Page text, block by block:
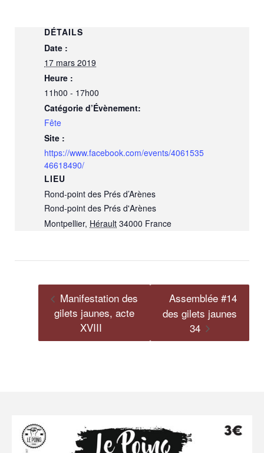
DÉTAILS
Date :
17 mars 2019
Heure :
11h00 - 17h00
Catégorie d’Évènement:
Fête
Site :
https://www.facebook.com/events/4061535
46618490/
LIEU
Rond-point des Prés d’Arènes
Rond-point des Prés d'Arènes
Montpellier, Hérault 34000 France
Manifestation des
gilets jaunes, acte
XVIII
Assemblée #14
des gilets jaunes
34